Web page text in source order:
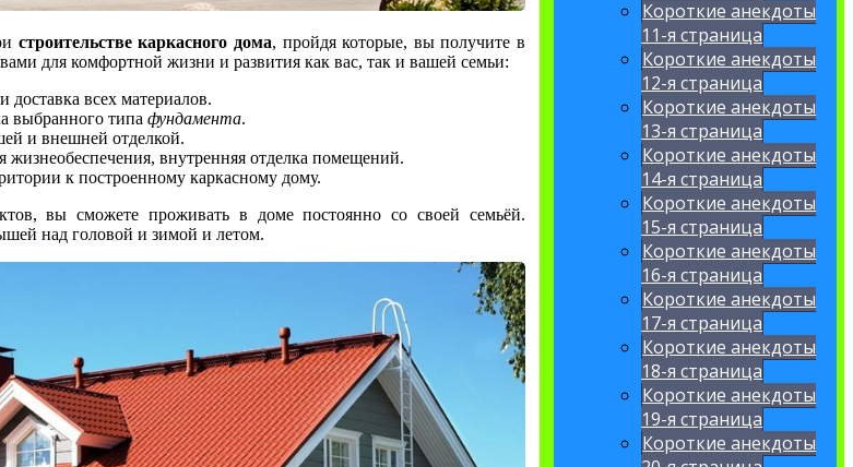
строительстве каркасного дома, пройдя которые, вы получите в
для комфортной жизни и развития как вас, так и вашей семьи:
всех материалов.
выбранного типафундамента.
и внешней отделкой.
внутренняя отделка помещений.
к построенному каркасному дому.
вы сможете проживать в доме постоянно со своей семьёй.
над головой и зимой и летом.
Короткие анекдоты
11-я страница
Короткие анекдоты
12-я страница
Короткие анекдоты
13-я страница
Короткие анекдоты
14-я страница
Короткие анекдоты
15-я страница
Короткие анекдоты
16-я страница
Короткие анекдоты
17-я страница
Короткие анекдоты
18-я страница
Короткие анекдоты
19-я страница
Короткие анекдоты